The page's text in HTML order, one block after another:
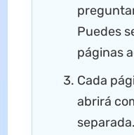
Puedes
páginas
Cada
abrirá